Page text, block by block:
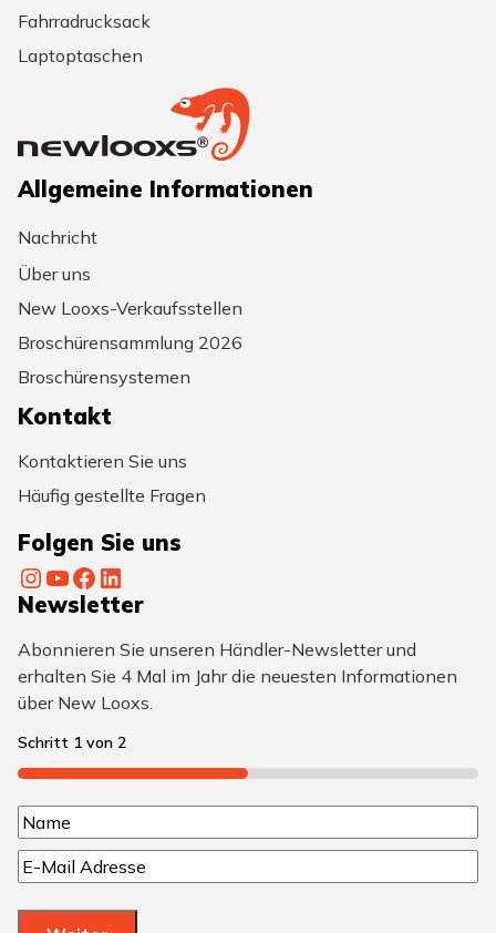
Fahrradrucksack
Laptoptaschen
Allgemeine Informationen
Nachricht
Über uns
New Looxs-Verkaufsstellen
Broschürensammlung 2026
Broschürensystemen
Kontakt
Kontaktieren Sie uns
Häufig gestellte Fragen
Folgen Sie uns
InstagramYouTube Facebook LinkedIn
Newsletter
Abonnieren Sie unseren Händler-Newsletter und
erhalten Sie 4 Mal im Jahr die neuesten Informationen
über New Looxs.
Schritt 1 von 2
50%
N
a
m
N
a
E
-
M